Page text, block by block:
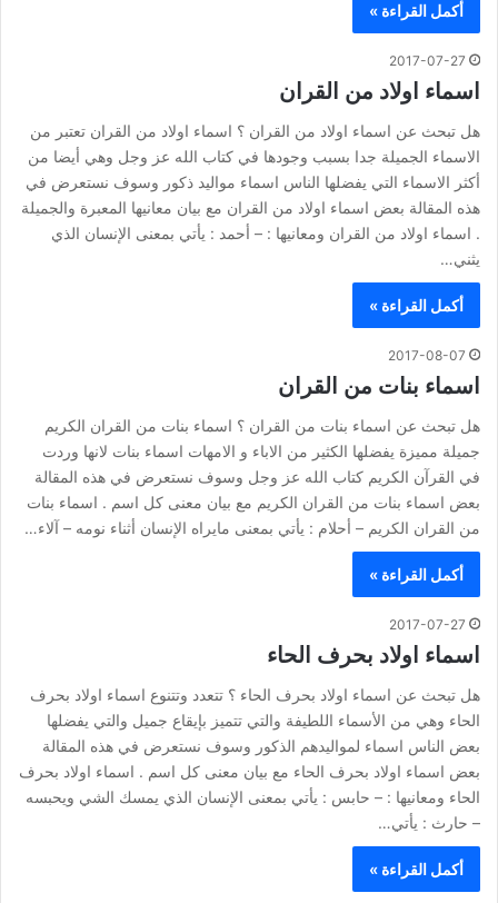
أكمل القراءة »
2017-07-27
اسماء اولاد من القران
هل تبحث عن اسماء اولاد من القران ؟ اسماء اولاد من القران تعتبر من
الاسماء الجميلة جدا بسبب وجودها في كتاب الله عز وجل وهي أيضا من
أكثر الاسماء التي يفضلها الناس اسماء مواليد ذكور وسوف نستعرض في
هذه المقالة بعض اسماء اولاد من القران مع بيان معانيها المعبرة والجميلة
. اسماء اولاد من القران ومعانيها : – أحمد : يأتي بمعنى الإنسان الذي
يثني…
أكمل القراءة »
2017-08-07
اسماء بنات من القران
هل تبحث عن اسماء بنات من القران ؟ اسماء بنات من القران الكريم
جميلة مميزة يفضلها الكثير من الاباء و الامهات اسماء بنات لانها وردت
في القرآن الكريم كتاب الله عز وجل وسوف نستعرض في هذه المقالة
بعض اسماء بنات من القران الكريم مع بيان معنى كل اسم . اسماء بنات
من القران الكريم – أحلام : يأتي بمعنى مايراه الإنسان أثناء نومه – آلاء…
أكمل القراءة »
2017-07-27
اسماء اولاد بحرف الحاء
هل تبحث عن اسماء اولاد بحرف الحاء ؟ تتعدد وتتنوع اسماء اولاد بحرف
الحاء وهي من الأسماء اللطيفة والتي تتميز بإيقاع جميل والتي يفضلها
بعض الناس اسماء لمواليدهم الذكور وسوف نستعرض في هذه المقالة
بعض اسماء اولاد بحرف الحاء مع بيان معنى كل اسم . اسماء اولاد بحرف
الحاء ومعانيها : – حابس : يأتي بمعنى الإنسان الذي يمسك الشي ويحبسه
– حارث : يأتي…
أكمل القراءة »